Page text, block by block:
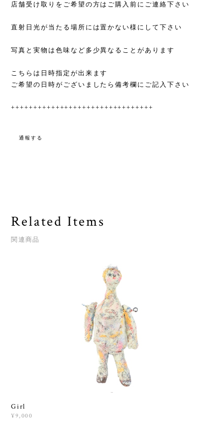
店舗受け取りをご希望の方はご購入前にご連絡下さい
直射日光が当たる場所には置かない様にして下さい
写真と実物は色味など多少異なることがあります
こちらは日時指定が出来ます
ご希望の日時がございましたら備考欄にご記入下さい
++++++++++++++++++++++++++++++++
通報する
Related Items
関連商品
Girl
¥9,000